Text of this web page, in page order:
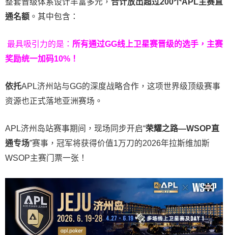
整套晋级体系设计丰富多元， 合计放出超过200个APL主赛直
通名额 。其中包含：
最具吸引力的是： 所有通过GG线上卫星赛晋级的选手，主赛
奖励统一加码10% ！
依托APL济州站与GG的深度战略合作，这项世界级顶级赛事
资源也正式落地亚洲赛场。
APL济州岛站赛事期间，现场同步开启“荣耀之路—WSOP直
通专场”赛事，冠军将获得价值1万刀的2026年拉斯维加斯
WSOP主赛门票一张！